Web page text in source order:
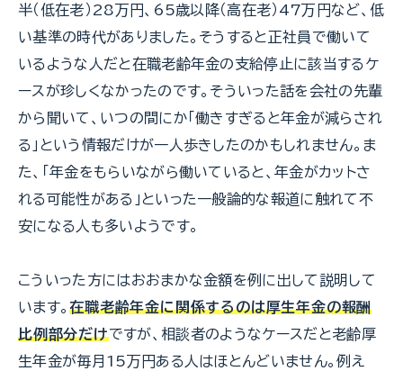
半（低在老）28万円、65歳以降（高在老）47万円など、低
い基準の時代がありました。そうすると正社員で働いて
いるような人だと在職老齢年金の支給停止に該当するケ
ースが珍しくなかったのです。そういった話を会社の先輩
から聞いて、いつの間にか「働きすぎると年金が減らされ
る」という情報だけが一人歩きしたのかもしれません。ま
た、「年金をもらいながら働いていると、年金がカットさ
れる可能性がある」といった一般論的な報道に触れて不
安になる人も多いようです。
こういった方にはおおまかな金額を例に出して説明して
います。在職老齢年金に関係するのは厚生年金の報酬
比例部分だけですが、相談者のようなケースだと老齢厚
生年金が毎月15万円ある人はほとんどいません。例え